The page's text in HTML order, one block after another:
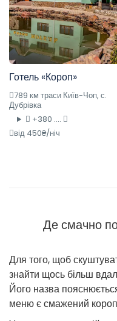
Готель «Короп»
789 км траси Київ-Чоп, с.
Дубрівка
+380 ....
від 450₴/ніч
Де смачно
Для того, щоб
знайти щось більш
Його назва
меню є смажений